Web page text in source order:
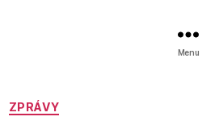
Menu
Rubriky
ZPRÁVY